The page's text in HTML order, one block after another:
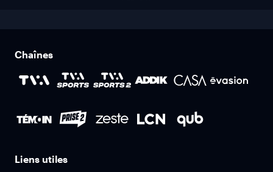
Chaînes
Liens utiles